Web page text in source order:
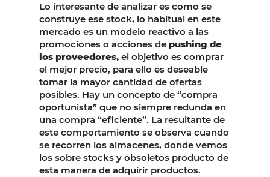
Lo interesante de analizar es como se
construye ese stock, lo habitual en este
mercado es un modelo reactivo a las
promociones o acciones de pushing de
los proveedores, el objetivo es comprar
el mejor precio, para ello es deseable
tomar la mayor cantidad de ofertas
posibles. Hay un concepto de “compra
oportunista” que no siempre redunda en
una compra “eficiente”. La resultante de
este comportamiento se observa cuando
se recorren los almacenes, donde vemos
los sobre stocks y obsoletos producto de
esta manera de adquirir productos.